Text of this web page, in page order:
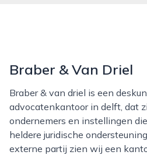
Braber & Van Driel
Braber & van driel is een deskundig en betrokken
advocatenkantoor in delft, dat
ondernemers en instellingen
heldere juridische
externe partij zien wij een